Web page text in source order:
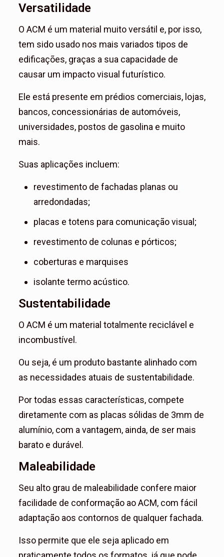
Versatilidade
O ACM é um material muito versátil e, por isso,
tem sido usado nos mais variados tipos de
edificações, graças a sua capacidade de
causar um impacto visual futurístico.
Ele está presente em prédios comerciais, lojas,
bancos, concessionárias de automóveis,
universidades, postos de gasolina e muito
mais.
Suas aplicações incluem:
revestimento de fachadas planas ou
arredondadas;
placas e totens para comunicação visual;
revestimento de colunas e pórticos;
coberturas e marquises
isolante termo acústico.
Sustentabilidade
O ACM é um material totalmente reciclável e
incombustível.
Ou seja, é um produto bastante alinhado com
as necessidades atuais de sustentabilidade.
Por todas essas características, compete
diretamente com as placas sólidas de 3mm de
alumínio, com a vantagem, ainda, de ser mais
barato e durável.
Maleabilidade
Seu alto grau de maleabilidade confere maior
facilidade de conformação ao ACM, com fácil
adaptação aos contornos de qualquer fachada.
Isso permite que ele seja aplicado em